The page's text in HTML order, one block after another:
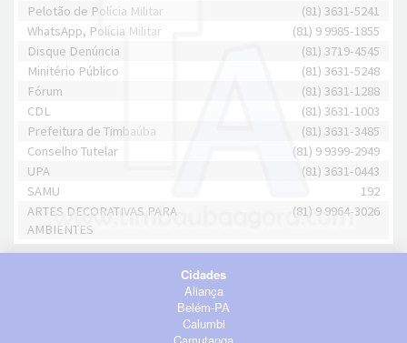
Pelotão de Polícia Militar
(81) 3631-5241
WhatsApp, Polícia Militar
(81) 9 9985-1855
Disque Denúncia
(81) 3719-4545
Minitério Público
(81) 3631-5248
Fórum
(81) 3631-1288
CDL
(81) 3631-1003
Prefeitura de Timbaúba
(81) 3631-3485
Conselho Tutelar
(81) 9 9399-2949
UPA
(81) 3631-0443
SAMU
192
ARTES DECORATIVAS PARA
AMBIENTES
(81) 9 9964-3026
Cidades
Aliança
Belém-PA
Calumbi